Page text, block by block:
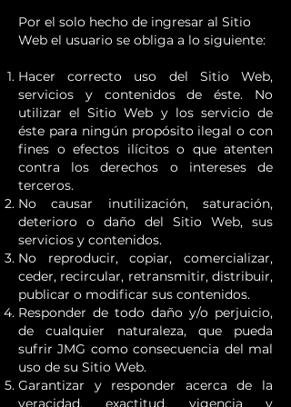
Por el solo hecho de ingresar al Sitio
Web el usuario se obliga a lo siguiente:
Hacer correcto uso del Sitio Web,
servicios y contenidos de éste. No
utilizar el Sitio Web y los servicio de
éste para ningún propósito ilegal o con
fines o efectos ilícitos o que atenten
contra los derechos o intereses de
terceros.
No causar inutilización, saturación,
deterioro o daño del Sitio Web, sus
servicios y contenidos.
No reproducir, copiar, comercializar,
ceder, recircular, retransmitir, distribuir,
publicar o modificar sus contenidos.
Responder de todo daño y/o perjuicio,
de cualquier naturaleza, que pueda
sufrir JMG como consecuencia del mal
uso de su Sitio Web.
Garantizar y responder acerca de la
veracidad, exactitud, vigencia y